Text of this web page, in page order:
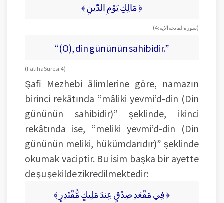
﴾ مَالِكِ يَوْمِ الدّينِ ﴿
(سورة الفاتحة الاية: 4)
“(O), din gününün sahibidir.”
(Fatiha Suresi: 4)
Şafi Mezhebi âlimlerine göre, namazın
birinci rekâtında “mâliki yevmi’d-din (Din
gününün sahibidir)” şeklinde, ikinci
rekâtında ise, “meliki yevmi’d-din (Din
gününün meliki, hükümdarıdır)” şeklinde
okumak vaciptir. Bu isim başka bir ayette
de şu şekilde zikredilmektedir:
﴾ فِي مَقْعَدِ صِدْقٍ عِندَ مَلِيكٍ مُّقْتَدِرٍ ﴿